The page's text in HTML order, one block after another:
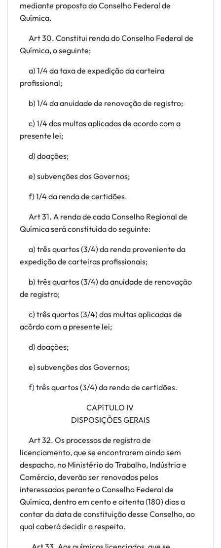
mediante proposta do Conselho Federal de
Química.
Art 30. Constitui renda do Conselho Federal de
Química, o seguinte:
a) 1/4 da taxa de expedição da carteira
profissional;
b) 1/4 da anuidade de renovação de registro;
c) 1/4 das multas aplicadas de acordo com a
presente lei;
d) doações;
e) subvenções dos Governos;
f) 1/4 da renda de certidões.
Art 31. A renda de cada Conselho Regional de
Química será constituída do seguinte:
a) três quartos (3/4) da renda proveniente da
expedição de carteiras profissionais;
b) três quartos (3/4) da anuidade de renovação
de registro;
c) três quartos (3/4) das multas aplicadas de
acôrdo com a presente lei;
d) doações;
e) subvenções dos Governos;
f) três quartos (3/4) da renda de certidões.
CAPíTULO IV
DISPOSIÇÕES GERAIS
Art 32. Os processos de registro de
licenciamento, que se encontrarem ainda sem
despacho, no Ministério do Trabalho, Indústria e
Comércio, deverão ser renovados pelos
interessados perante o Conselho Federal de
Química, dentro em cento e oitenta (180) dias a
contar da data de constituição desse Conselho, ao
qual caberá decidir a respeito.